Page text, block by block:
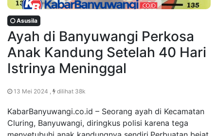
Asusila
Ayah di Banyuwangi Perkosa
Anak Kandung Setelah 40 Hari
Istrinya Meninggal
13 Mei 2024 , dilihat 38k
KabarBanyuwangi.co.id – Seorang ayah di Kecamatan
Cluring, Banyuwangi, diringkus polisi karena tega